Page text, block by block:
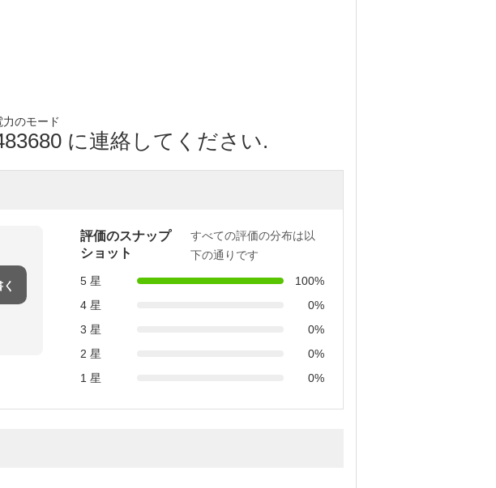
のモード
に連絡してください.
評価のスナップ
ショット
すべての評価の分布は以
下の通りです
5 星
100%
4 星
0%
3 星
0%
2 星
0%
1 星
0%